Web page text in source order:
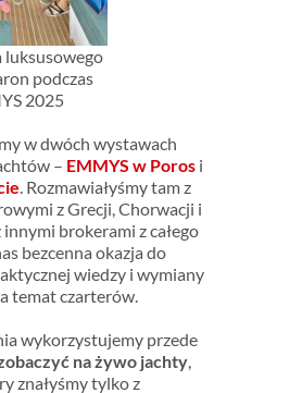
luksusowego
podczas
2025
w dwóch wystawach
– EMMYS w Porosi
. Rozmawiałyśmy tam z
z Grecji, Chorwacji i
innymi brokerami z całego
bezcenna okazja do
wiedzy i wymiany
temat czarterów.
wykorzystujemy przede
na żywo jachty,
znałyśmy tylko z